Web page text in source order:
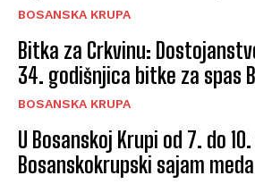
BOSANSKA KRUPA
Bitka za Crkvinu:
34. godišnjica bitke za spas
BOSANSKA KRUPA
U Bosanskoj Krupi od 7. do
Bosanskokrupski sajam meda